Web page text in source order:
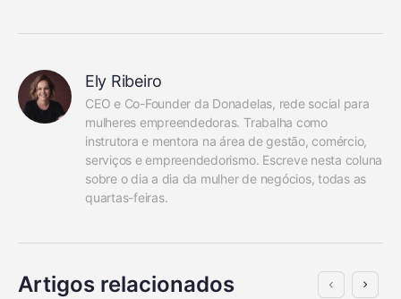
Ely Ribeiro
CEO e Co-Founder da Donadelas, rede social para
mulheres empreendedoras. Trabalha como
instrutora e mentora na área de gestão, comércio,
serviços e empreendedorismo. Escreve nesta coluna
sobre o dia a dia da mulher de negócios, todas as
quartas-feiras.
Artigos relacionados